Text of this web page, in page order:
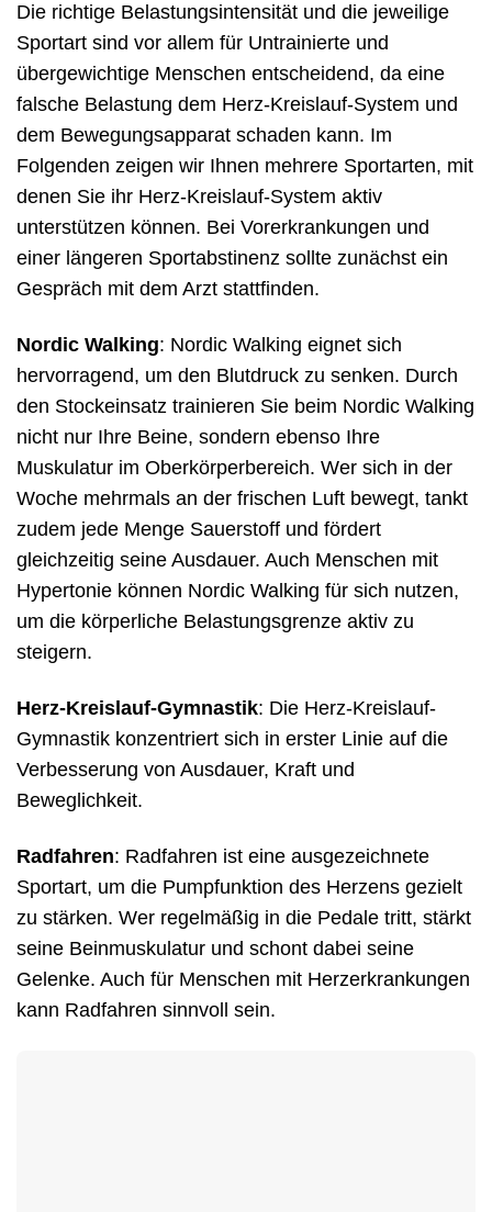
Die richtige Belastungsintensität und die jeweilige
Sportart sind vor allem für Untrainierte und
übergewichtige Menschen entscheidend, da eine
falsche Belastung dem Herz-Kreislauf-System und
dem Bewegungsapparat schaden kann. Im
Folgenden zeigen wir Ihnen mehrere Sportarten, mit
denen Sie ihr Herz-Kreislauf-System aktiv
unterstützen können. Bei Vorerkrankungen und
einer längeren Sportabstinenz sollte zunächst ein
Gespräch mit dem Arzt stattfinden.
Nordic Walking: Nordic Walking eignet sich
hervorragend, um den Blutdruck zu senken. Durch
den Stockeinsatz trainieren Sie beim Nordic Walking
nicht nur Ihre Beine, sondern ebenso Ihre
Muskulatur im Oberkörperbereich. Wer sich in der
Woche mehrmals an der frischen Luft bewegt, tankt
zudem jede Menge Sauerstoff und fördert
gleichzeitig seine Ausdauer. Auch Menschen mit
Hypertonie können Nordic Walking für sich nutzen,
um die körperliche Belastungsgrenze aktiv zu
steigern.
Herz-Kreislauf-Gymnastik: Die Herz-Kreislauf-
Gymnastik konzentriert sich in erster Linie auf die
Verbesserung von Ausdauer, Kraft und
Beweglichkeit.
Radfahren: Radfahren ist eine ausgezeichnete
Sportart, um die Pumpfunktion des Herzens gezielt
zu stärken. Wer regelmäßig in die Pedale tritt, stärkt
seine Beinmuskulatur und schont dabei seine
Gelenke. Auch für Menschen mit Herzerkrankungen
kann Radfahren sinnvoll sein.